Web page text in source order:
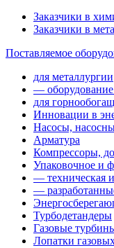
Заказчики в
Заказчики в
Поставляемое
для металлургии
— оборудование
для
Инновации в
Насосы,
Арматура
Компрессоры,
Упаковочное и
— техническая
—
Турбодетандеры
Газовые
Лопатки